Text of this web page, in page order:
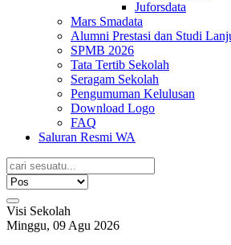
Juforsdata
Mars Smadata
Alumni Prestasi dan Studi
SPMB 2026
Tata Tertib Sekolah
Seragam Sekolah
Pengumuman Kelulusan
Download Logo
FAQ
Saluran Resmi WA
Visi Sekolah
Minggu, 09 Agu 2026